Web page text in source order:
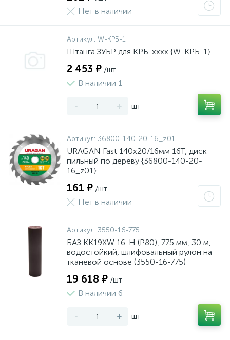
Нет в наличии
Артикул: W-КРБ-1
Штанга ЗУБР для КРБ-хххх {W-КРБ-1}
2 453 ₽ /шт
В наличии 1
- + шт
Артикул: 36800-140-20-16_z01
URAGAN Fast 140x20/16мм 16Т, диск
пильный по дереву {36800-140-20-
16_z01}
161 ₽ /шт
Нет в наличии
Артикул: 3550-16-775
БАЗ KK19XW 16-H (Р80), 775 мм, 30 м,
водостойкий, шлифовальный рулон на
тканевой основе (3550-16-775)
19 618 ₽ /шт
В наличии 6
- + шт